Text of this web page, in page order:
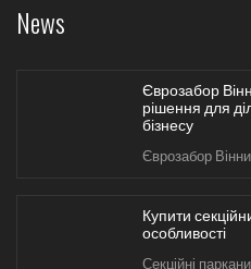
News
Єврозабор
рішення для
бізнесу
Єврозабор
Купити
особливості
Секційні